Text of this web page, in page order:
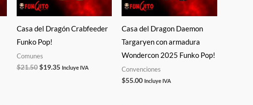
Casa del Dragón Crabfeeder
Funko Pop!
Comunes
$21.50 $19.35 Incluye IVA
Casa del Dragon Daemon
Targaryen con armadura
Wondercon 2025 Funko Pop!
Convenciones
$55.00 Incluye IVA